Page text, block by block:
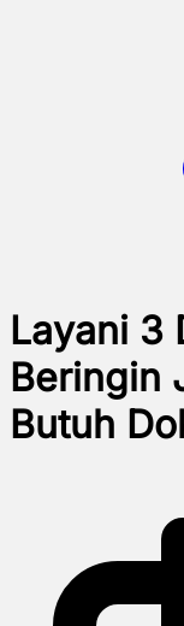
Layani 3
Beringin
Butuh